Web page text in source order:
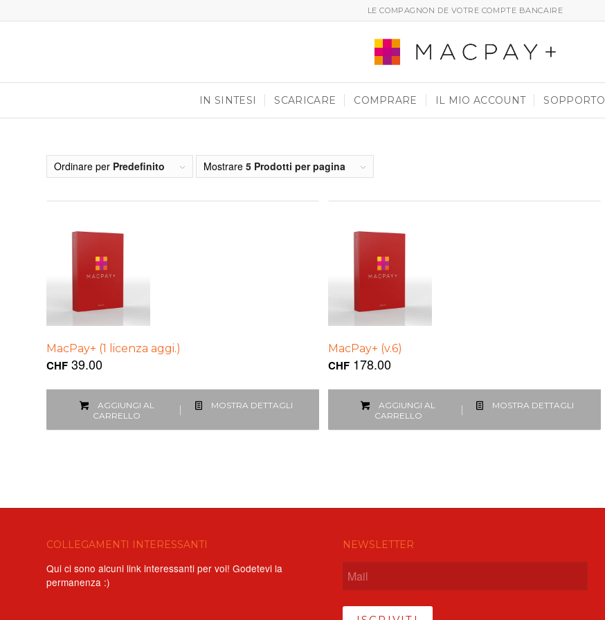
LE COMPAGNON DE VOTRE COMPTE BANCAIRE
IN SINTESI SCARICARE COMPRARE IL MIO ACCOUNT SOPPORTO
Ordinare per Predefinito Mostrare 5 Prodotti per pagina
MacPay+ (1 licenza aggi.)
CHF 39.00
AGGIUNGI AL
CARRELLO
MOSTRA DETTAGLI
MacPay+ (v.6)
CHF178.00
AGGIUNGI AL
CARRELLO
MOSTRA DETTAGLI
COLLEGAMENTI INTERESSANTI
Qui ci sono alcuni link interessanti per voi! Godetevi la
permanenza :)
NEWSLETTER